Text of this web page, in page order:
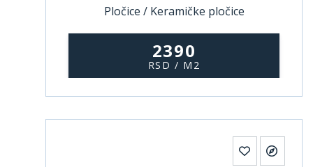
Pločice / Keramičke pločice
2390
RSD / M2